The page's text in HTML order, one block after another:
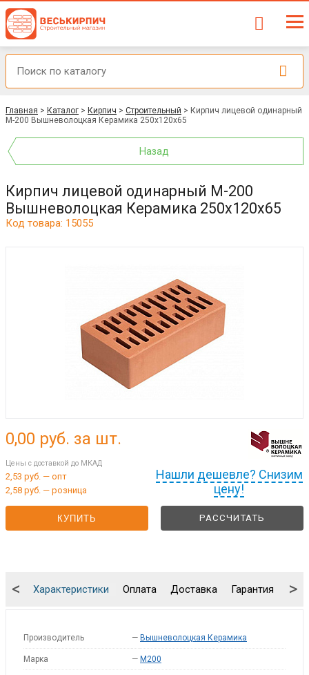
Главная > Каталог > Кирпич > Строительный > Кирпич лицевой одинарный
М-200 Вышневолоцкая Керамика 250x120x65
Назад
Кирпич лицевой одинарный М-200
Вышневолоцкая Керамика 250x120x65
Код товара: 15055
Нашли дешевле? Снизим
цену!
0,00 руб. за шт.
Цены с доставкой до МКАД
2,53 руб. — опт
2,58 руб. — розница
КУПИТЬ РАССЧИТАТЬ
Характеристики Оплата Доставка Гарантия
< >
Производитель — Вышневолоцкая Керамика
Марка — M200